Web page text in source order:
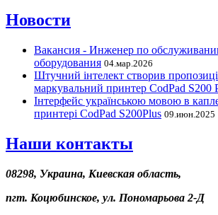
Новости
Вакансия - Инженер по
оборудования 04.мар.2026
Штучний інтелект створив
маркувальний принтер CodPad S200
Інтерфейс українською мовою в
принтері CodPad S200Plus 09.июн.2025
Наши контакты
08298, Украина, Киевская область,
пгт. Коцюбинское, ул. Пономарьова 2-Д